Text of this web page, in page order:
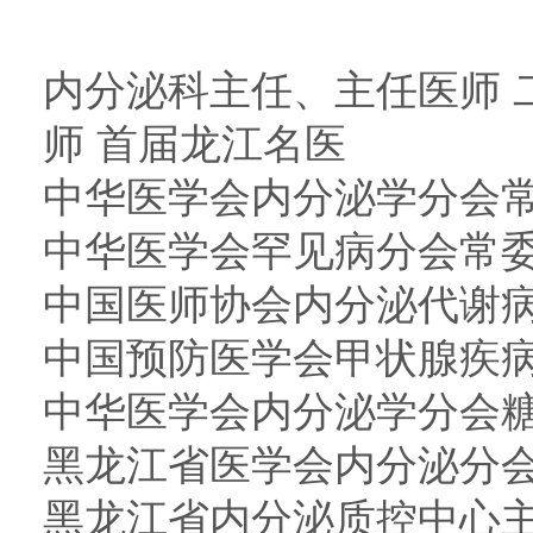
内分泌科主任、主任医师
师 首届龙江名医
中华医学会内分泌学分会
中华医学会罕见病分会常
中国医师协会内分泌代谢
中国预防医学会甲状腺疾
中华医学会内分泌学分会
黑龙江省医学会内分泌分
黑龙江省内分泌质控中心